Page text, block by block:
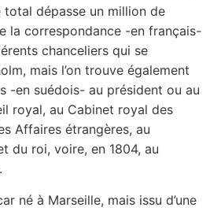
total dépasse un million de
la correspondance -en français-
chanceliers qui se
mais l’on trouve également
-en suédois- au président ou au
royal, au Cabinet royal des
Affaires étrangères, au
du roi, voire, en 1804, au
né à Marseille, mais issu d’une